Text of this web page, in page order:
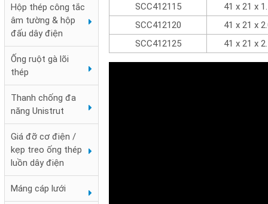
SCC412115
41 x 21 x
SCC412120
41 x 21 x
SCC412125
41 x 21 x
Hộp thép công tắc
âm tường & hộp
đấu dây điện
Ống ruột gà lõi
thép
Thanh chống đa
năng Unistrut
Giá đỡ cơ điện /
kẹp treo ống thép
luồn dây điện
Máng cáp lưới